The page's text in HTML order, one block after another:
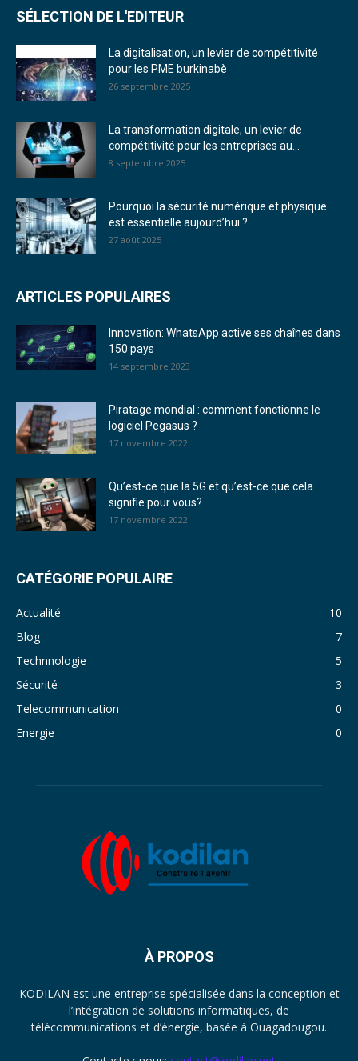
SÉLECTION DE L'EDITEUR
La digitalisation, un levier de compétitivité
pour les PME burkinabè
26 septembre 2025
La transformation digitale, un levier de
compétitivité pour les entreprises au...
8 septembre 2025
Pourquoi la sécurité numérique et physique
est essentielle aujourd’hui ?
27 août 2025
ARTICLES POPULAIRES
Innovation: WhatsApp active ses chaînes dans
150 pays
14 septembre 2023
Piratage mondial : comment fonctionne le
logiciel Pegasus ?
17 novembre 2022
Qu’est-ce que la 5G et qu’est-ce que cela
signifie pour vous?
17 novembre 2022
CATÉGORIE POPULAIRE
Actualité
10
Blog
7
Technnologie
5
Sécurité
3
Telecommunication
0
Energie
0
À PROPOS
KODILAN est une entreprise spécialisée dans la conception et
l’intégration de solutions informatiques, de
télécommunications et d’énergie, basée à Ouagadougou.